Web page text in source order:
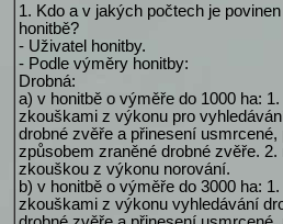
1. Kdo a v jakých počtech je
honitbě?
- Uživatel honitby.
- Podle výměry honitby:
Drobná:
a) v honitbě o výměře do 1000 ha:
zkouškami z výkonu pro
drobné zvěře a přinesení usmrcené,
způsobem zraněné drobné zvěře. 2.
zkouškou z výkonu norování.
b) v honitbě o výměře do 3000 ha:
zkouškami z výkonu vyhledávání